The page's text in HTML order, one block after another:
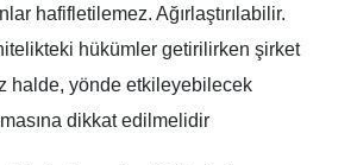
hafifletilemez. Ağırlaştırılabilir.
nitelikteki hükümler getirilirken şirket
halde, yönde etkileyebilecek
dikkat edilmelidir